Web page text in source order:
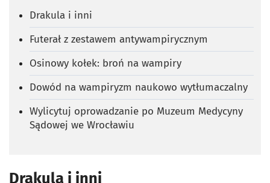
Drakula i inni
Futerał z zestawem antywampirycznym
Osinowy kołek: broń na wampiry
Dowód na wampiryzm naukowo wytłumaczalny
Wylicytuj oprowadzanie po Muzeum Medycyny
Sądowej we Wrocławiu
Drakula i inni